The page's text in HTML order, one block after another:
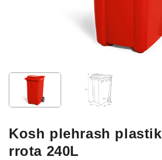
Kosh plehrash
rrota 240L